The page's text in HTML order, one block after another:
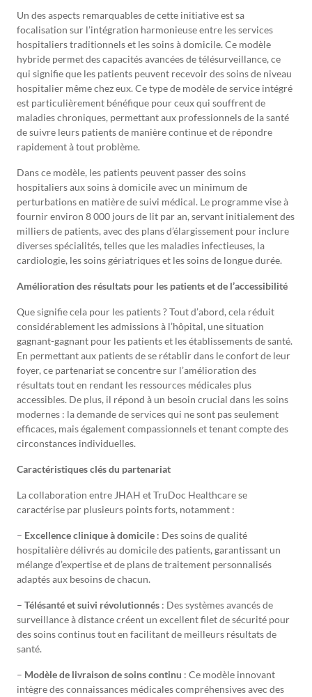
Un des aspects remarquables de cette initiative est sa
focalisation sur l’intégration harmonieuse entre les services
hospitaliers traditionnels et les soins à domicile. Ce modèle
hybride permet des capacités avancées de télésurveillance, ce
qui signifie que les patients peuvent recevoir des soins de niveau
hospitalier même chez eux. Ce type de modèle de service intégré
est particulièrement bénéfique pour ceux qui souffrent de
maladies chroniques, permettant aux professionnels de la santé
de suivre leurs patients de manière continue et de répondre
rapidement à tout problème.
Dans ce modèle, les patients peuvent passer des soins
hospitaliers aux soins à domicile avec un minimum de
perturbations en matière de suivi médical. Le programme vise à
fournir environ 8 000 jours de lit par an, servant initialement des
milliers de patients, avec des plans d’élargissement pour inclure
diverses spécialités, telles que les maladies infectieuses, la
cardiologie, les soins gériatriques et les soins de longue durée.
Amélioration des résultats pour les patients et de l’accessibilité
Que signifie cela pour les patients ? Tout d’abord, cela réduit
considérablement les admissions à l’hôpital, une situation
gagnant-gagnant pour les patients et les établissements de santé.
En permettant aux patients de se rétablir dans le confort de leur
foyer, ce partenariat se concentre sur l’amélioration des
résultats tout en rendant les ressources médicales plus
accessibles. De plus, il répond à un besoin crucial dans les soins
modernes : la demande de services qui ne sont pas seulement
efficaces, mais également compassionnels et tenant compte des
circonstances individuelles.
Caractéristiques clés du partenariat
La collaboration entre JHAH et TruDoc Healthcare se
caractérise par plusieurs points forts, notamment :
– Excellence clinique à domicile : Des soins de qualité
hospitalière délivrés au domicile des patients, garantissant un
mélange d’expertise et de plans de traitement personnalisés
adaptés aux besoins de chacun.
– Télésanté et suivi révolutionnés : Des systèmes avancés de
surveillance à distance créent un excellent filet de sécurité pour
des soins continus tout en facilitant de meilleurs résultats de
santé.
– Modèle de livraison de soins continu : Ce modèle innovant
intègre des connaissances médicales compréhensives avec des